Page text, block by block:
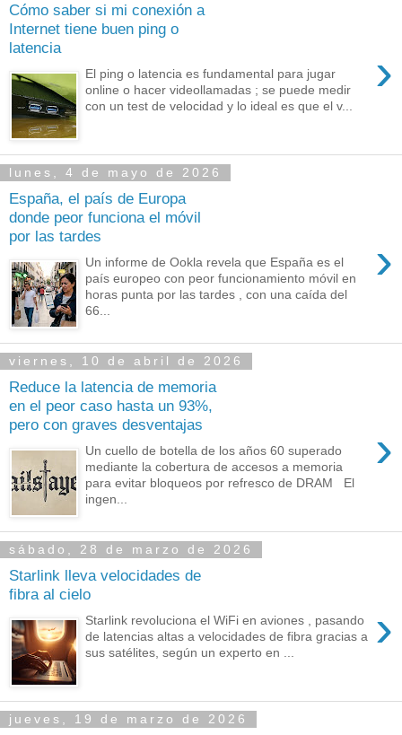
Cómo saber si mi conexión a
Internet tiene buen ping o
latencia
›
El ping o latencia es fundamental para jugar
online o hacer videollamadas ; se puede medir
con un test de velocidad y lo ideal es que el v...
lunes, 4 de mayo de 2026
España, el país de Europa
donde peor funciona el móvil
por las tardes
›
Un informe de Ookla revela que España es el
país europeo con peor funcionamiento móvil en
horas punta por las tardes , con una caída del
66...
viernes, 10 de abril de 2026
Reduce la latencia de memoria
en el peor caso hasta un 93%,
pero con graves desventajas
›
Un cuello de botella de los años 60 superado
mediante la cobertura de accesos a memoria
para evitar bloqueos por refresco de DRAM El
ingen...
sábado, 28 de marzo de 2026
Starlink lleva velocidades de
fibra al cielo
›
Starlink revoluciona el WiFi en aviones , pasando
de latencias altas a velocidades de fibra gracias a
sus satélites, según un experto en ...
jueves, 19 de marzo de 2026